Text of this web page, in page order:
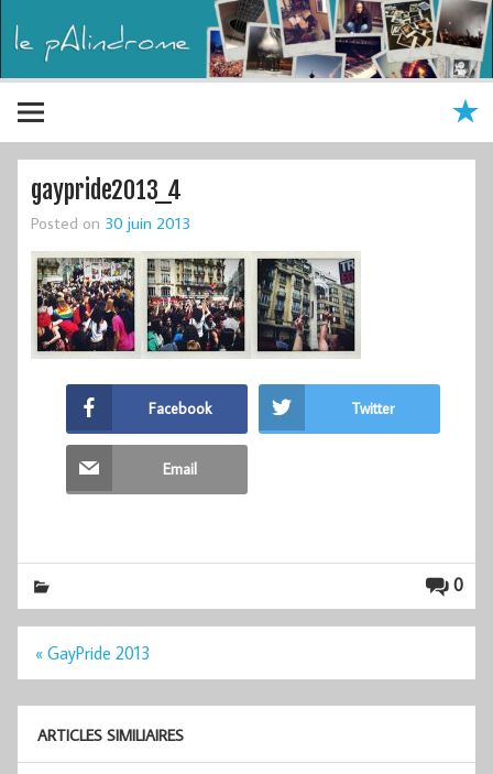
gaypride2013_4
Posted on 30 juin 2013
Facebook Twitter
Email
0
Navigation
« GayPride 2013
ARTICLES SIMILIAIRES